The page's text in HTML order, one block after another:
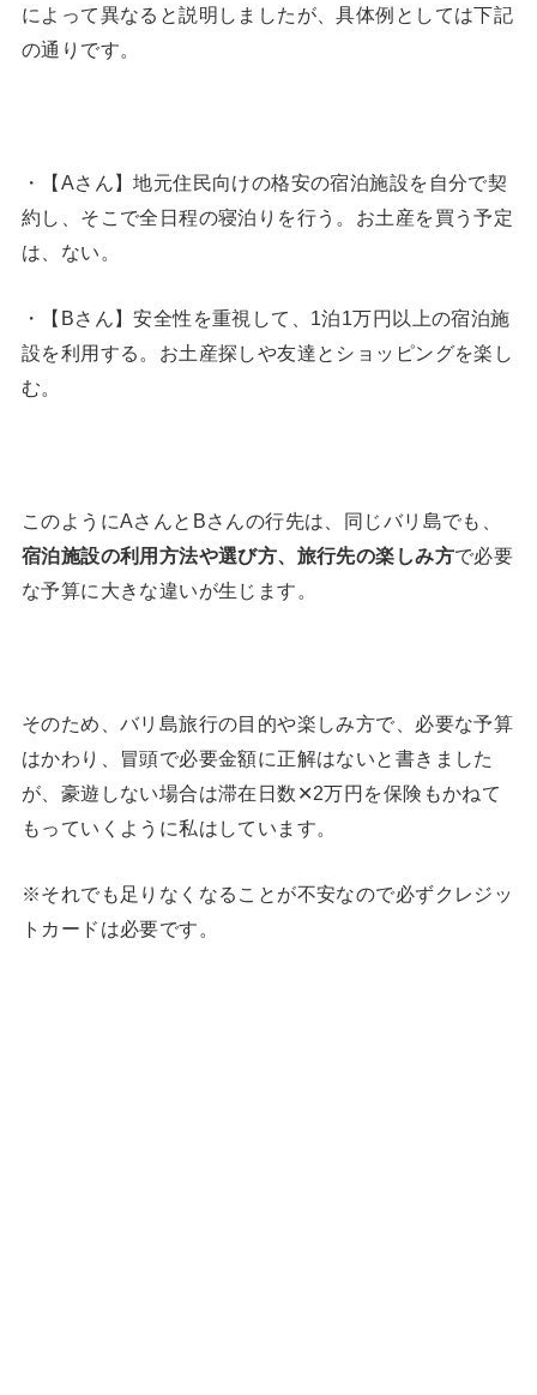
によって異なると説明しましたが、具体例としては下記
の通りです。
・【Aさん】地元住民向けの格安の宿泊施設を自分で契
約し、そこで全日程の寝泊りを行う。お土産を買う予定
は、ない。
・【Bさん】安全性を重視して、1泊1万円以上の宿泊施
設を利用する。お土産探しや友達とショッピングを楽し
む。
このようにAさんとBさんの行先は、同じバリ島でも、
宿泊施設の利用方法や選び方、旅行先の楽しみ方で必要
な予算に大きな違いが生じます。
そのため、バリ島旅行の目的や楽しみ方で、必要な予算
はかわり、冒頭で必要金額に正解はないと書きました
が、豪遊しない場合は滞在日数✕2万円を保険もかねて
もっていくように私はしています。
※それでも足りなくなることが不安なので必ずクレジッ
トカードは必要です。